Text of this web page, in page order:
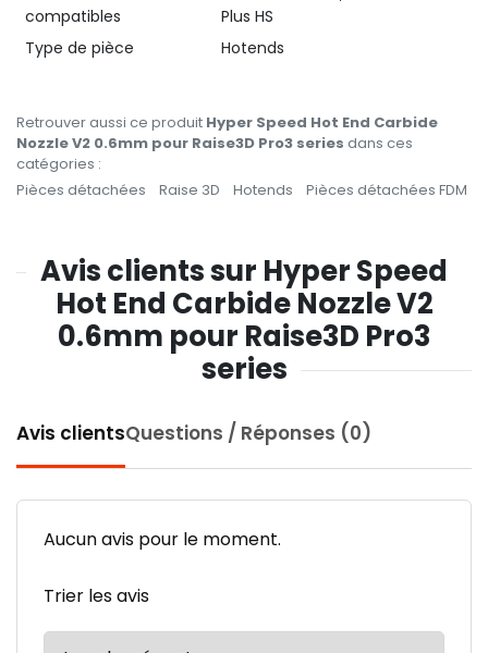
compatibles
Plus HS
Type de pièce
Hotends
Retrouver aussi ce produit Hyper Speed Hot End Carbide
Nozzle V2 0.6mm pour Raise3D Pro3 series dans ces
catégories :
Pièces détachées
Raise 3D Hotends Pièces détachées FDM
Avis clients sur Hyper Speed
Hot End Carbide Nozzle V2
0.6mm pour Raise3D Pro3
series
Avis clientsQuestions / Réponses (0)
Aucun avis pour le moment.
Trier les avis